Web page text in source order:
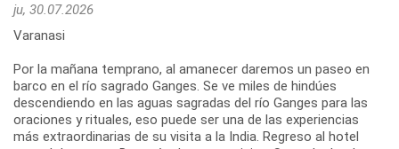
ju, 30.07.2026
Varanasi
Por la mañana temprano, al amanecer daremos un paseo en
barco en el río sagrado Ganges. Se ve miles de hindúes
descendiendo en las aguas sagradas del río Ganges para las
oraciones y rituales, eso puede ser una de las experiencias
más extraordinarias de su visita a la India. Regreso al hotel